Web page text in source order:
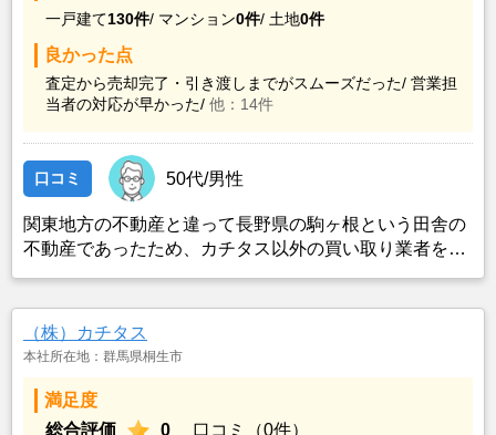
一戸建て130件/ マンション0件/ 土地0件
良かった点
査定から売却完了・引き渡しまでがスムーズだった/ 営業担
当者の対応が早かった/ 他：14件
口コミ 50代/男性
関東地方の不動産と違って長野県の駒ヶ根という田舎の
不動産であったため、カチタス以外の買い取り業者をみ
も空き家の状態で不動産を残しておけないと考えて売却
を決めた。
（株）カチタス
本社所在地：群馬県桐生市
満足度
総合評価
0 口コミ（0件）